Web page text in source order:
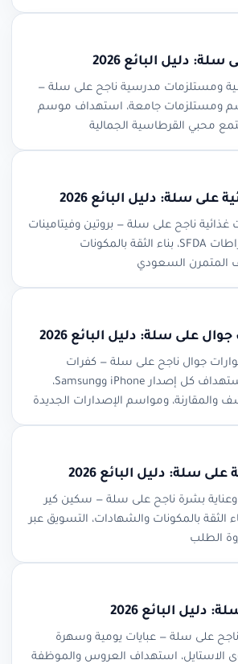
دليل البائع 2026
ومستلزمات مدرسية ناجح على سلة —
رسم ومستلزمات جامعة، استهداف موسم
محبي القرطاسية الجمالية
سلة: دليل البائع 2026
ناجح على سلة — بروتين وفيتامينات
وأوميغا وكرياتين، اشتراطات SFDA، بناء الثقة بالمكونات
المتمرن السعودي
على سلة: دليل البائع 2026
جوال ناجح على سلة — كفرات
وشواحن وسماعات، استهداف كل إصدار iPhone وSamsung،
والمقارنة، ومواسم الإصدارات الجديدة
سلة: دليل البائع 2026
بشرة ناجح على سلة — سكين كير
الثقة بالمكونات والشهادات، التسويق عبر
الطلب
دليل البائع 2026
على سلة — عبايات يومية وسهرة
الاستايل، استهداف العروس والموظفة